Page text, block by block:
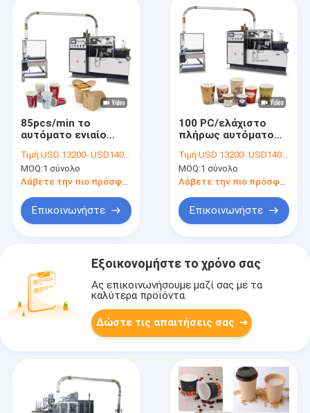
85pcs/min το
αυτόματο ενιαίο
αυτόματο φλυτζάνι
εγγράφου
κατασκευάζοντας
Τιμή:USD 13200- USD14000 / set
MOQ:1 σύνολο
Λάβετε την πιο πρόσφατη τιμή
Επικοινωνήστε
100 PC/ελάχιστο
πλήρως αυτόματο
καφέ τσαγιού
ντυμένου εγγράφου
PE που
μηχανές
Τιμή:USD 13200- USD14000 / set
MOQ:1 σύνολο
Λάβετε την πιο πρόσφατη τιμή
Επικοινωνήστε
Εξοικονομήστε το χρόνο σας
Ας επικοινωνήσουμε μαζί σας με τα
καλύτερα προϊόντα.
Δώστε τις απαιτήσεις σας